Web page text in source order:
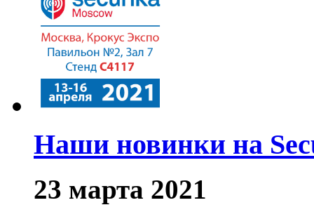
Наши новинки на
23 марта 2021